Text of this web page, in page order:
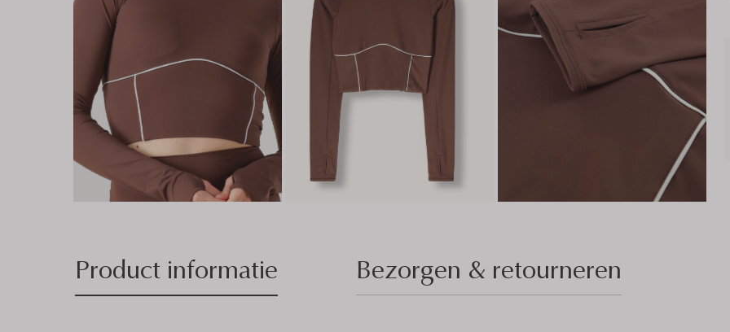
Product informatie Bezorgen & retourneren